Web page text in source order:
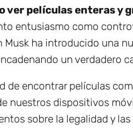
ver películas enteras y
entusiasmo como
Musk ha introducido una
un verdadero
de encontrar películas
nuestros dispositivos
sobre la legalidad y